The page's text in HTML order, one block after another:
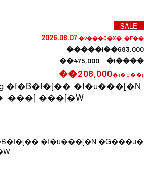
SALE
2026.08.07 �v���C�X�_�E��
�����i��683,000
��475,000 �l����
��208,000�i�ō��j
�I�u���[�N �G���u�